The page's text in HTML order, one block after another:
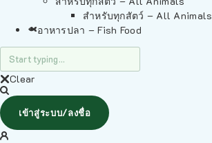
สำหรับทุกสัตว์ – All Animals
อาหารปลา – Fish Food
Clear
เข้าสู่ระบบ/ลงชื่อ